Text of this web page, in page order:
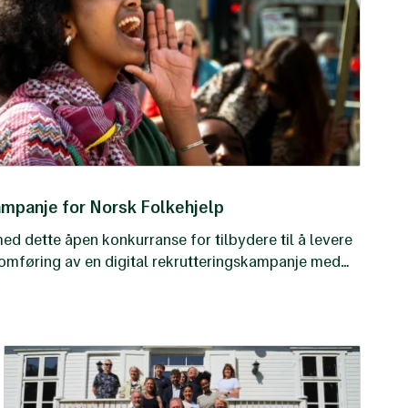
for Norsk Folkehjelp
dette åpen konkurranse for tilbydere til å levere
av en digital rekrutteringskampanje med
med 1200 personer.